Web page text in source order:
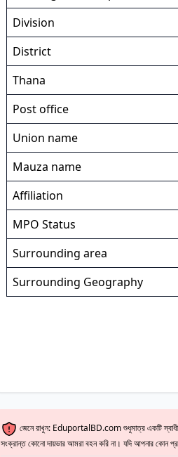
Division
District
Thana
Post office
Union name
Mauza name
Affiliation
MPO Status
Surrounding area
Surrounding Geography
জেনে রাখুন: EduportalBD.com শুধুমাত্র একটি
সংক্রান্ত কোনো দায়ভার আমরা বহন করি না। যদি আপনার কোন